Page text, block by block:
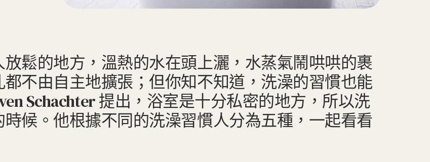
鬆的地方，溫熱的水在頭上灑，水蒸氣鬧哄哄的裹
不由自主地擴張；但你知不知道，洗澡的習慣也能
Schachter 提出，浴室是十分私密的地方，所以洗
候。他根據不同的洗澡習慣人分為五種，一起看看